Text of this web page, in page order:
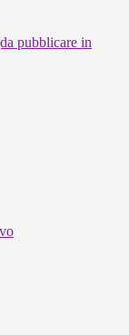
pubblicare in